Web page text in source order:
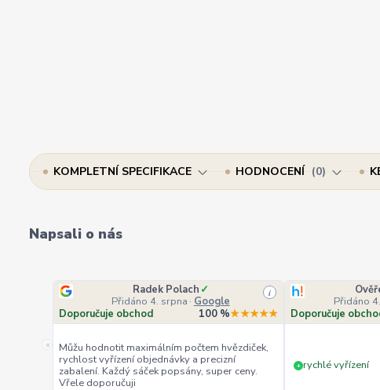
KOMPLETNÍ SPECIFIKACE HODNOCENÍ 0
Napsali o nás
«
Radek Polach ✓
Přidáno 4. srpna · Google
i
Doporučuje obchod 100 %★★★★★
Můžu hodnotit maximálním počtem hvězdiček,
rychlost vyřízení objednávky a precizní
zabalení. Každý sáček popsány, super ceny.
Vřele doporučuji
Přidáno
Doporučuje
+ rychlé vyřízení